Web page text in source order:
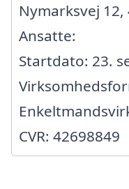
Nymarksvej
Ansatte:
Startdato: 23.
CVR: 42698849